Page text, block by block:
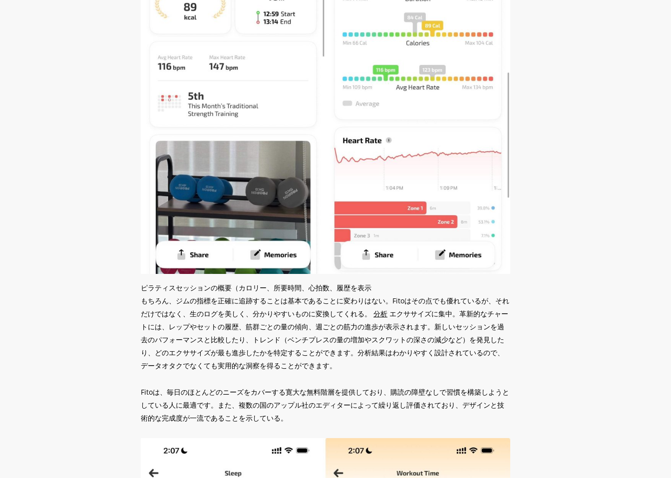
ピラティスセッションの概要（カロリー、所要時間、心拍数、履歴を表示
もちろん、ジムの指標を正確に追跡することは基本であることに変わりはない。Fitoはその点でも優れているが、それ
だけではなく、生のログを美しく、分かりやすいものに変換してくれる。 分析 エクササイズに集中。革新的なチャー
トには、レップやセットの履歴、筋群ごとの量の傾向、週ごとの筋力の進歩が表示されます。新しいセッションを過
去のパフォーマンスと比較したり、トレンド（ベンチプレスの量の増加やスクワットの深さの減少など）を発見した
り、どのエクササイズが最も進歩したかを特定することができます。分析結果はわかりやすく設計されているので、
データオタクでなくても実用的な洞察を得ることができます。
Fitoは、毎日のほとんどのニーズをカバーする寛大な無料階層を提供しており、購読の障壁なしで習慣を構築しようと
している人に最適です。また、複数の国のアップル社のエディターによって繰り返し評価されており、デザインと技
術的な完成度が一流であることを示している。